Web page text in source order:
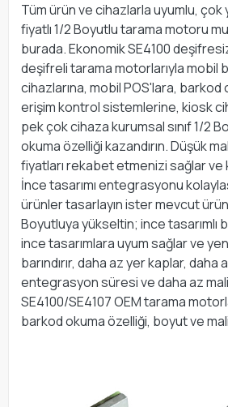
Tüm ürün ve cihazlarla uyumlu, çok
fiyatlı 1/2 Boyutlu tarama motoru
burada. Ekonomik SE4100
deşifreli tarama motorlarıyla mobil
cihazlarına, mobil POS'lara, barkod
erişim kontrol sistemlerine, kiosk
pek çok cihaza kurumsal sınıf 1/2
okuma özelliği kazandırın. Düşük
fiyatları rekabet etmenizi sağlar ve
İnce tasarımı entegrasyonu
ürünler tasarlayın ister mevcut
Boyutluya yükseltin; ince tasarımlı
ince tasarımlara uyum sağlar ve
barındırır, daha az yer kaplar,
entegrasyon süresi ve daha az
SE4100/SE4107 OEM tarama
barkod okuma özelliği, boyut ve